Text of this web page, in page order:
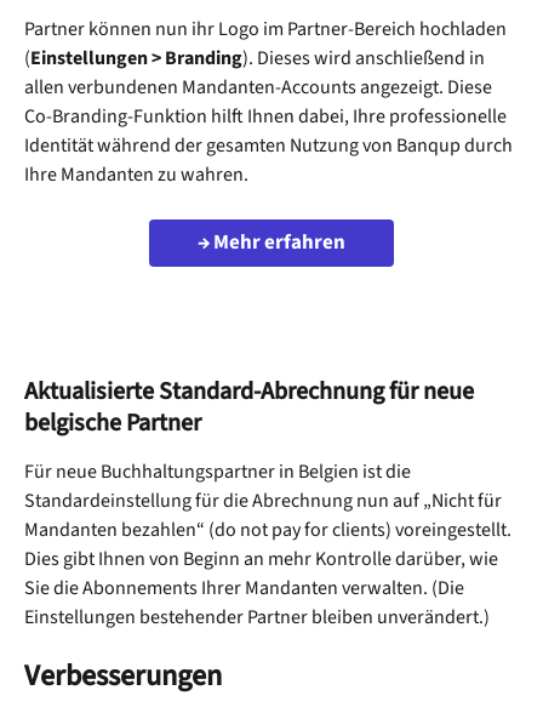
Partner können nun ihr Logo im Partner-Bereich hochladen
(Einstellungen > Branding). Dieses wird anschließend in
allen verbundenen Mandanten-Accounts angezeigt. Diese
Co-Branding-Funktion hilft Ihnen dabei, Ihre professionelle
Identität während der gesamten Nutzung von Banqup durch
Ihre Mandanten zu wahren.
→ Mehr erfahren
Aktualisierte Standard-Abrechnung für neue
belgische Partner
Für neue Buchhaltungspartner in Belgien ist die
Standardeinstellung für die Abrechnung nun auf „Nicht für
Mandanten bezahlen“ (do not pay for clients) voreingestellt.
Dies gibt Ihnen von Beginn an mehr Kontrolle darüber, wie
Sie die Abonnements Ihrer Mandanten verwalten. (Die
Einstellungen bestehender Partner bleiben unverändert.)
Verbesserungen